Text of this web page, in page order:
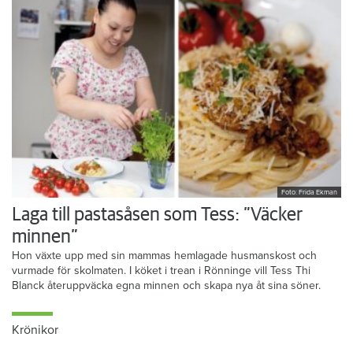
Foto: Frida Ekman
Laga till pastasåsen som Tess: ”Väcker
minnen”
Hon växte upp med sin mammas hemlagade husmanskost och
vurmade för skolmaten. I köket i trean i Rönninge vill Tess Thi
Blanck återuppväcka egna minnen och skapa nya åt sina söner.
Krönikor